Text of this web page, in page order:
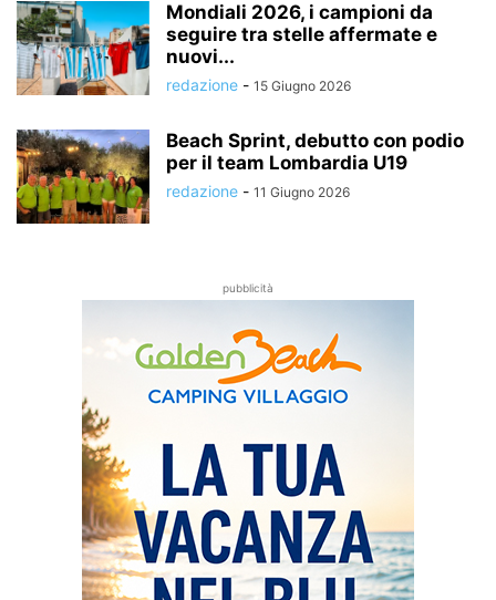
Mondiali 2026, i campioni da
seguire tra stelle affermate e
nuovi...
redazione - 15 Giugno 2026
Beach Sprint, debutto con podio
per il team Lombardia U19
redazione - 11 Giugno 2026
pubblicità